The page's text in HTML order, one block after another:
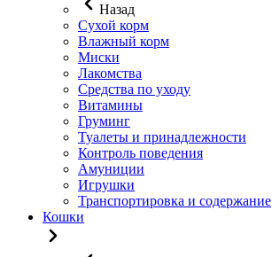
Назад
Сухой корм
Влажный корм
Миски
Лакомства
Средства по уходу
Витамины
Груминг
Туалеты и принадлежности
Контроль поведения
Амуниции
Игрушки
Транспортировка и содержание
Кошки